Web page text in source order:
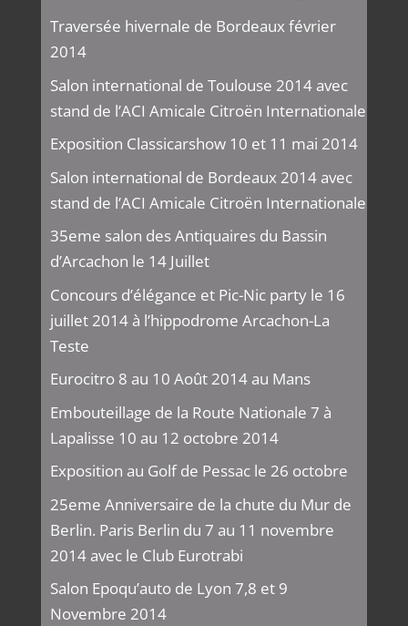
Traversée hivernale de Bordeaux février
2014
Salon international de Toulouse 2014 avec
stand de l’ACI Amicale Citroën Internationale
Exposition Classicarshow 10 et 11 mai 2014
Salon international de Bordeaux 2014 avec
stand de l’ACI Amicale Citroën Internationale
35eme salon des Antiquaires du Bassin
d’Arcachon le 14 Juillet
Concours d’élégance et Pic-Nic party le 16
juillet 2014 à l’hippodrome Arcachon-La
Teste
Eurocitro 8 au 10 Août 2014 au Mans
Embouteillage de la Route Nationale 7 à
Lapalisse 10 au 12 octobre 2014
Exposition au Golf de Pessac le 26 octobre
25eme Anniversaire de la chute du Mur de
Berlin. Paris Berlin du 7 au 11 novembre
2014 avec le Club Eurotrabi
Salon Epoqu’auto de Lyon 7,8 et 9
Novembre 2014